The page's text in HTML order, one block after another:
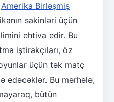
Amerika Birləşmiş
sakinləri üçün
ehtiva edir. Bu
iştirakçıları, öz
üçün tək matç
edəcəklər. Bu mərhələ,
bütün